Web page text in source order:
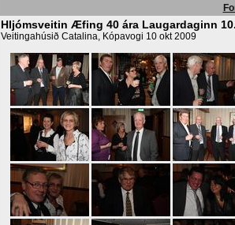
Hljómsveitin Æfing 40 ára Laugardaginn
Veitingahúsið Catalina, Kópavogi 10 okt 2009